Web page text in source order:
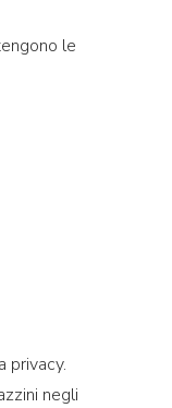
le
privacy.
negli